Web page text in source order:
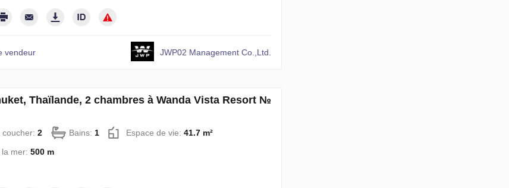
vendeur JWP02 Management Co.,Ltd.
Thaïlande, 2 chambres à Wanda Vista Resort №
2 Bains: 1 Espace de vie: 41.7 m²
mer: 500 m